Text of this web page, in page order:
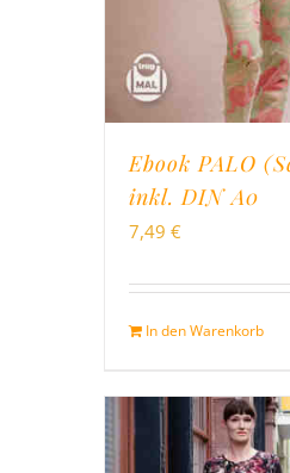
Ebook PALO
inkl. DIN A0
7,49 €
In den Warenkorb